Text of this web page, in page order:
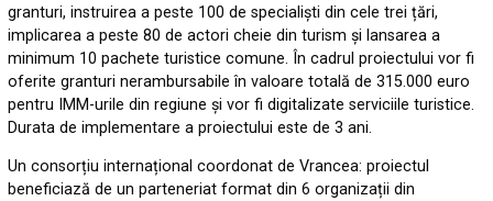
granturi, instruirea a peste 100 de specialiști din cele trei țări,
implicarea a peste 80 de actori cheie din turism și lansarea a
minimum 10 pachete turistice comune. În cadrul proiectului vor fi
oferite granturi nerambursabile în valoare totală de 315.000 euro
pentru IMM-urile din regiune și vor fi digitalizate serviciile turistice.
Durata de implementare a proiectului este de 3 ani.
Un consorțiu internațional coordonat de Vrancea: proiectul
beneficiază de un parteneriat format din 6 organizații din